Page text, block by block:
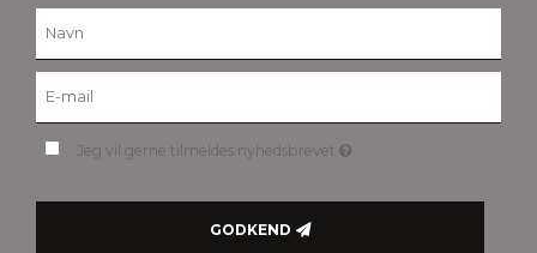
Jeg vil gerne tilmeldes nyhedsbrevet
GODKEND